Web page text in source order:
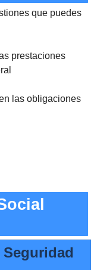
que puedes
prestaciones
las obligaciones